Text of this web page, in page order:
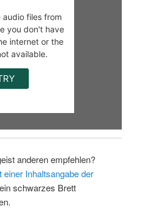
anderen empfehlen?
einer Inhaltsangabe der
schwarzes Brett